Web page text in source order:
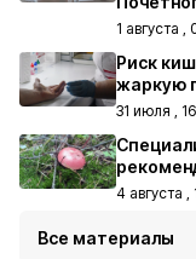
1 августа ,
Риск
жаркую
31 июля ,
4 августа ,
Все материалы